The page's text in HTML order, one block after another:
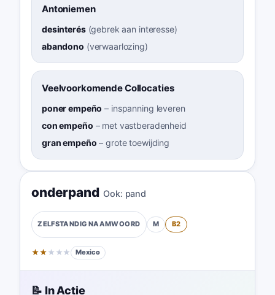
Antoniemen
desinterés(gebrek aan interesse)
abandono (verwaarlozing)
Veelvoorkomende Collocaties
poner empeño – inspanning leveren
con empeño – met vastberadenheid
gran empeño –grote toewijding
onderpand Ook: pand
ZELFSTANDIG NAAMWOORD M B2
★★ ★ ★ ★ Mexico
📝 In Actie